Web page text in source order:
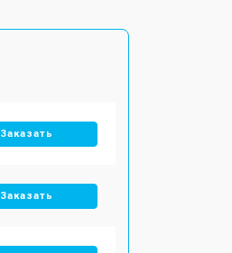
Заказать
Заказать